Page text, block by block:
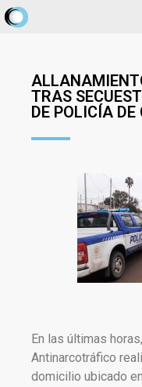
TRAS
DE POLICÍA DE
En las últimas
Antinarcotráfico
domicilio ubicado